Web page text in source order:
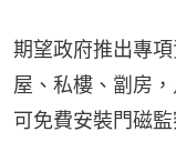
期望政府推出專
屋、私樓、劏房
可免費安裝門磁